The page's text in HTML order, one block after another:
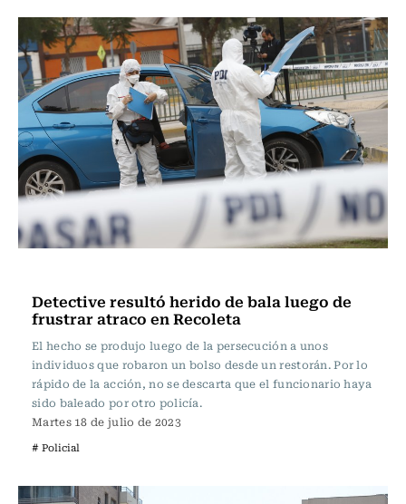
Detective resultó herido de bala luego de
frustrar atraco en Recoleta
El hecho se produjo luego de la persecución a unos
individuos que robaron un bolso desde un restorán. Por lo
rápido de la acción, no se descarta que el funcionario haya
sido baleado por otro policía.
Martes 18 de julio de 2023
# Policial